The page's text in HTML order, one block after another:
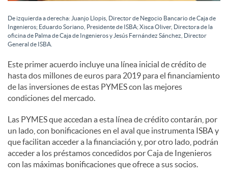
De izquierda a derecha: Juanjo Llopis, Director de Negocio Bancario de Caja de
Ingenieros; Eduardo Soriano, Presidente de ISBA; Xisca Oliver, Directora de la
oficina de Palma de Caja de Ingenieros y Jesús Fernández Sánchez, Director
General de ISBA.
Este primer acuerdo incluye una línea inicial de crédito de
hasta dos millones de euros para 2019 para el financiamiento
de las inversiones de estas PYMES con las mejores
condiciones del mercado.
Las PYMES que accedan a esta línea de crédito contarán, por
un lado, con bonificaciones en el aval que instrumenta ISBA y
que facilitan acceder a la financiación y, por otro lado, podrán
acceder a los préstamos concedidos por Caja de Ingenieros
con las máximas bonificaciones que ofrece a sus socios.